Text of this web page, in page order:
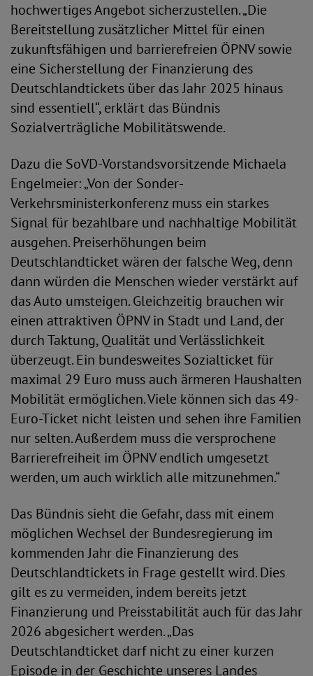
hochwertiges Angebot sicherzustellen. „Die
Bereitstellung zusätzlicher Mittel für einen
zukunftsfähigen und barrierefreien ÖPNV sowie
eine Sicherstellung der Finanzierung des
Deutschlandtickets über das Jahr 2025 hinaus
sind essentiell“, erklärt das Bündnis
Sozialverträgliche Mobilitätswende.
Dazu die SoVD-Vorstandsvorsitzende Michaela
Engelmeier: „Von der Sonder-
Verkehrsministerkonferenz muss ein starkes
Signal für bezahlbare und nachhaltige Mobilität
ausgehen. Preiserhöhungen beim
Deutschlandticket wären der falsche Weg, denn
dann würden die Menschen wieder verstärkt auf
das Auto umsteigen. Gleichzeitig brauchen wir
einen attraktiven ÖPNV in Stadt und Land, der
durch Taktung, Qualität und Verlässlichkeit
überzeugt. Ein bundesweites Sozialticket für
maximal 29 Euro muss auch ärmeren Haushalten
Mobilität ermöglichen. Viele können sich das 49-
Euro-Ticket nicht leisten und sehen ihre Familien
nur selten. Außerdem muss die versprochene
Barrierefreiheit im ÖPNV endlich umgesetzt
werden, um auch wirklich alle mitzunehmen.“
Das Bündnis sieht die Gefahr, dass mit einem
möglichen Wechsel der Bundesregierung im
kommenden Jahr die Finanzierung des
Deutschlandtickets in Frage gestellt wird. Dies
gilt es zu vermeiden, indem bereits jetzt
Finanzierung und Preisstabilität auch für das Jahr
2026 abgesichert werden. „Das
Deutschlandticket darf nicht zu einer kurzen
Episode in der Geschichte unseres Landes